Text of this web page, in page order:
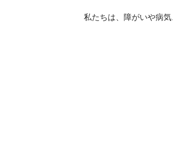
私たちは、障がいや病気